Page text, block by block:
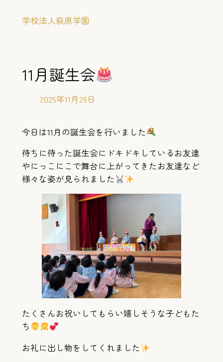
学校法人萩原学園
11月誕生会
2025年11月26日
今日は11月の誕生会を行いました
待ちに待った誕生会にドキドキしているお友達
やにっこにこで舞台に上がってきたお友達など
様々な姿が見られました
たくさんお祝いしてもらい嬉しそうな子どもた
ち
お礼に出し物をしてくれました